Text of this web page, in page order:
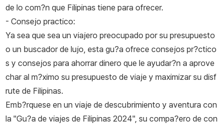
de lo com?n que Filipinas tiene para ofrecer.
- Consejo practico:
Ya sea que sea un viajero preocupado por su presupuesto
o un buscador de lujo, esta gu?a ofrece consejos pr?ctico
s y consejos para ahorrar dinero que le ayudar?n a aprove
char al m?ximo su presupuesto de viaje y maximizar su disf
rute de Filipinas.
Emb?rquese en un viaje de descubrimiento y aventura con
la "Gu?a de viajes de Filipinas 2024", su compa?ero de con